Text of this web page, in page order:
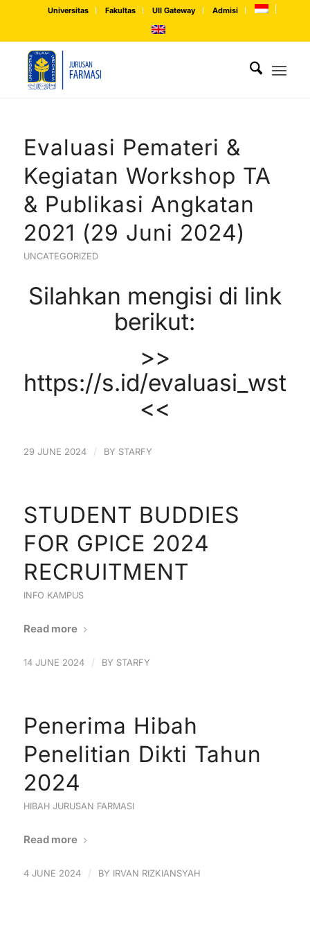
Universitas Fakultas UII Gateway Admisi
Evaluasi Pemateri &
Kegiatan Workshop TA
& Publikasi Angkatan
2021 (29 Juni 2024)
UNCATEGORIZED
Silahkan mengisi di link
berikut:
>>
https://s.id/
<<
29 JUNE 2024 / BY STARFY
STUDENT BUDDIES
FOR GPICE 2024
RECRUITMENT
INFO KAMPUS
Read more
14 JUNE 2024 / BY STARFY
Penerima Hibah
Penelitian Dikti Tahun
2024
HIBAH JURUSAN FARMASI
Read more
4 JUNE 2024 / BY IRVAN RIZKIANSYAH